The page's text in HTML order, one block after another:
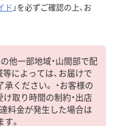
ド 」を必ずご確認の上、お
他一部地域・山間部で配
によっては、お届けで
ください。 ・お客様の
取り時間の制約・出店
料金が発生した場合は
。